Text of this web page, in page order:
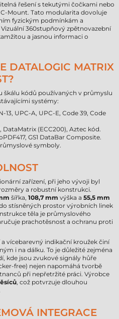
řešení s tekutými čočkami nebo
Mount. Tato modularita dovoluje
fyzickým podmínkám a
360stupňový zpětnovazební
a jasnou informaci o
DATALOGIC MATRIX
škálu kódů používaných v průmyslu
systémy:
13, UPC-A, UPC-E, Code 39, Code
DataMatrix (ECC200), Aztec kód.
GS1 DataBar Composite.
symboly.
zařízení, při jeho vývoji byl
a robustní konstrukci.
šířka, 108,7 mm výška a 55,5 mm
stísněných prostor výrobních linek
těla je průmyslového
prachotěsnost a ochranu proti
vícebarevný indikační kroužek činí
i na dálku. To je důležité zejména
kde jsou zvukové signály hůře
free) nejen napomáhá tvorbě
při nepřetržité práci. Výrobce
, což potvrzuje dlouhou
INTEGRACE